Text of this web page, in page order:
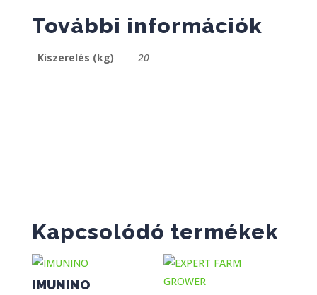
További információk
Kiszerelés (kg) 20
Kapcsolódó termékek
IMUNINO